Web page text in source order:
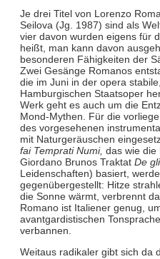
Je drei Titel von Lorenzo
Seilova (Jg. 1987) sind als
vier davon wurden eigens für
heißt, man kann davon
besonderen Fähigkeiten der
Zwei Gesänge Romanos
die im Juni in der opera
Hamburgischen Staatsoper
Werk geht es auch um die
Mond-Mythen. Für die
des vorgesehenen
mit Naturgeräuschen
fai Temprati Numi, das wie die
Giordano Brunos Traktat De
Leidenschaften) basiert,
gegenübergestellt: Hitze
die Sonne wärmt, verbrennt
Romano ist Italiener genug,
avantgardistischen
verbannen.
Weitaus radikaler gibt sich da